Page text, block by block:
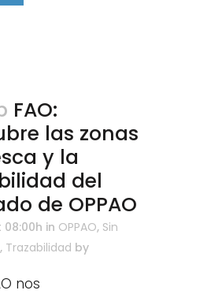
FAO:
las zonas
y la
del
de OPPAO
in OPPAO, Sin
, Trazabilidad by
nos